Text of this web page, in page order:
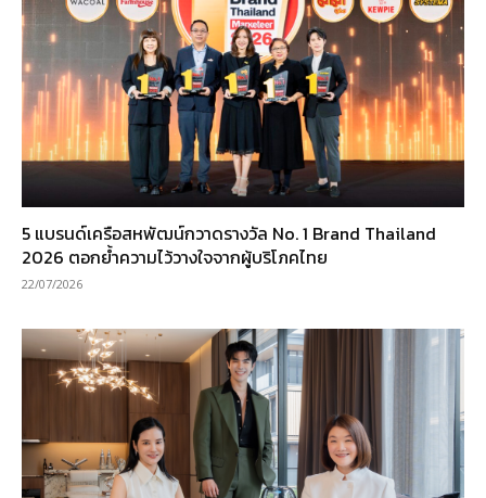
5 แบรนด์เครือสหพัฒน์กวาดรางวัล No. 1 Brand Thailand
2026 ตอกย้ำความไว้วางใจจากผู้บริโภคไทย
22/07/2026